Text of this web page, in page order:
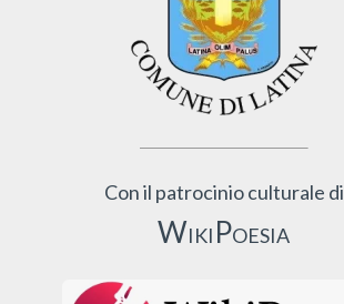
Con il patrocinio culturale di
WikiPoesia